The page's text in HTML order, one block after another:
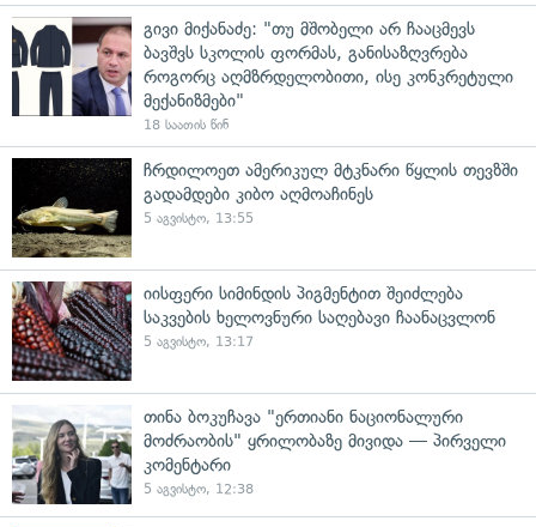
გივი მიქანაძე: "თუ მშობელი არ ჩააცმევს
ბავშვს სკოლის ფორმას, განისაზღვრება
როგორც აღმზრდელობითი, ისე კონკრეტული
მექანიზმები"
18 საათის წინ
ჩრდილოეთ ამერიკულ მტკნარი წყლის თევზში
გადამდები კიბო აღმოაჩინეს
5 აგვისტო, 13:55
იისფერი სიმინდის პიგმენტით შეიძლება
საკვების ხელოვნური საღებავი ჩაანაცვლონ
5 აგვისტო, 13:17
თინა ბოკუჩავა "ერთიანი ნაციონალური
მოძრაობის" ყრილობაზე მივიდა — პირველი
კომენტარი
5 აგვისტო, 12:38